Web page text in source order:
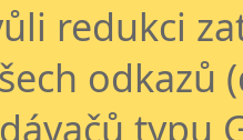
redukci
odkazů
typu